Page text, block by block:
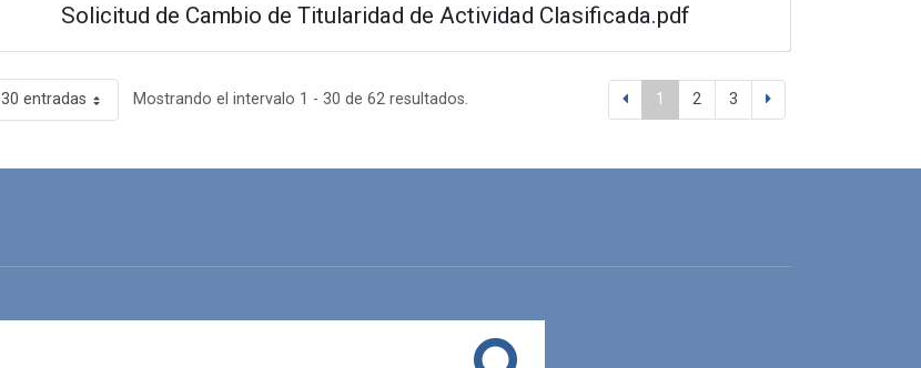
Solicitud de Cambio de Titularidad de Actividad Clasificada.pdf
30 entradas Mostrando el intervalo 1 - 30 de 62 resultados. 1 2 3